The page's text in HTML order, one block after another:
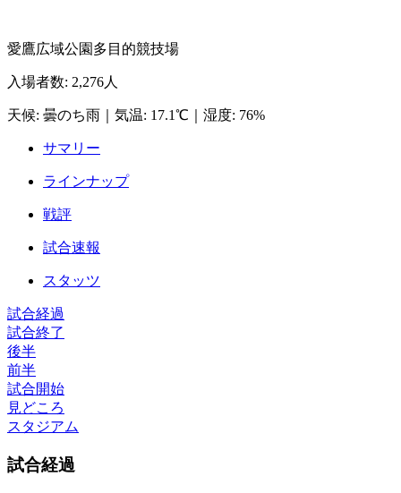
愛鷹広域公園多目的競技場
入場者数: 2,276人
天候: 曇のち雨 気温: 17.1℃ 湿度: 76%
サマリー
ラインナップ
戦評
試合速報
スタッツ
試合経過
試合終了
後半
前半
試合開始
見どころ
スタジアム
試合経過